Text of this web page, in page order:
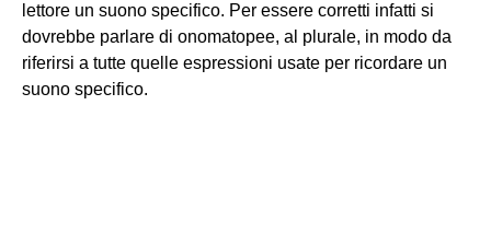
lettore un suono specifico. Per essere corretti infatti si
dovrebbe parlare di onomatopee, al plurale, in modo da
riferirsi a tutte quelle espressioni usate per ricordare un
suono specifico.